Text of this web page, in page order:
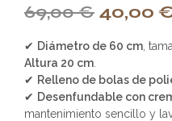
69,00€ 40,00
✔ Diámetro de 60 cm ,
Altura 20 cm
✔ Relleno de bolas de
✔ Desenfundable con
mantenimiento sencillo y